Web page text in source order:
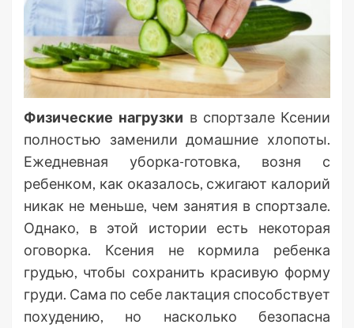
Физические нагрузки в спортзале Ксении
полностью заменили домашние хлопоты.
Ежедневная уборка-готовка, возня с
ребенком, как оказалось, сжигают калорий
никак не меньше, чем занятия в спортзале.
Однако, в этой истории есть некоторая
оговорка. Ксения не кормила ребенка
грудью, чтобы сохранить красивую форму
груди. Сама по себе лактация способствует
похудению, но насколько безопасна